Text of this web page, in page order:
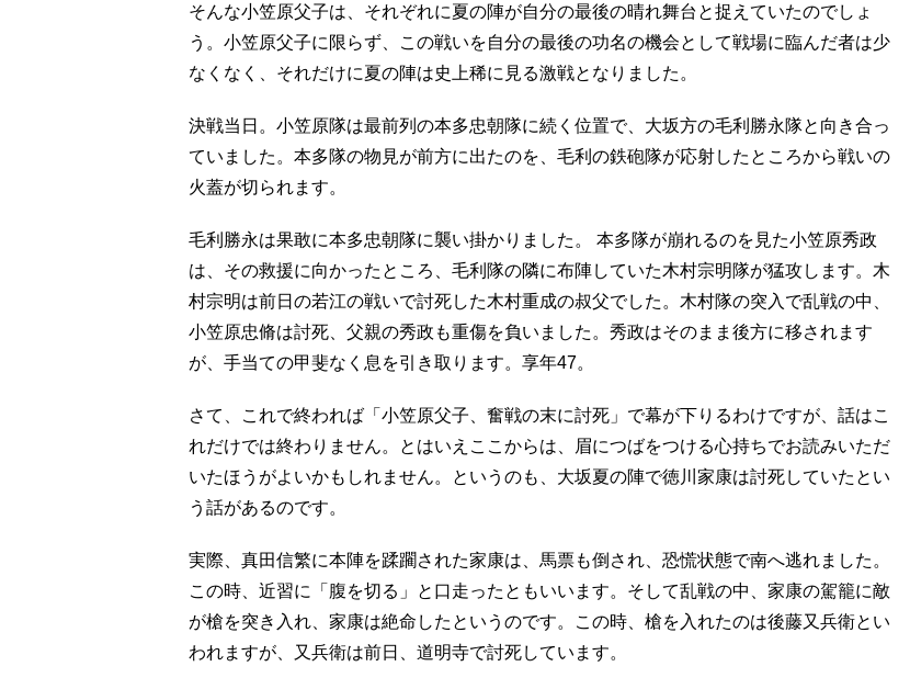
そんな小笠原父子は、それぞれに夏の陣が自分の最後の晴れ舞台と捉えていたのでしょ
う。小笠原父子に限らず、この戦いを自分の最後の功名の機会として戦場に臨んだ者は少
なくなく、それだけに夏の陣は史上稀に見る激戦となりました。
決戦当日。小笠原隊は最前列の本多忠朝隊に続く位置で、大坂方の毛利勝永隊と向き合っ
ていました。本多隊の物見が前方に出たのを、毛利の鉄砲隊が応射したところから戦いの
火蓋が切られます。
毛利勝永は果敢に本多忠朝隊に襲い掛かりました。 本多隊が崩れるのを見た小笠原秀政
は、その救援に向かったところ、毛利隊の隣に布陣していた木村宗明隊が猛攻します。木
村宗明は前日の若江の戦いで討死した木村重成の叔父でした。木村隊の突入で乱戦の中、
小笠原忠脩は討死、父親の秀政も重傷を負いました。秀政はそのまま後方に移されます
が、手当ての甲斐なく息を引き取ります。享年47。
さて、これで終われば「小笠原父子、奮戦の末に討死」で幕が下りるわけですが、話はこ
れだけでは終わりません。とはいえここからは、眉につばをつける心持ちでお読みいただ
いたほうがよいかもしれません。というのも、大坂夏の陣で徳川家康は討死していたとい
う話があるのです。
実際、真田信繁に本陣を蹂躙された家康は、馬票も倒され、恐慌状態で南へ逃れました。
この時、近習に「腹を切る」と口走ったともいいます。そして乱戦の中、家康の駕籠に敵
が槍を突き入れ、家康は絶命したというのです。この時、槍を入れたのは後藤又兵衛とい
われますが、又兵衛は前日、道明寺で討死しています。